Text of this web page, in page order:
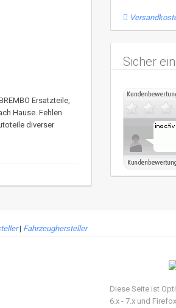
Ersatzteile,
Hause. Fehlen
diverser
Sicher
| Fahrzeughersteller
Diese Seite ist
6.x - 7.x und